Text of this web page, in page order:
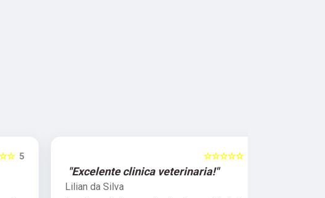
5 5
☆☆☆☆☆
"Excelente clinica veterinaria!"
Lilian da Silva